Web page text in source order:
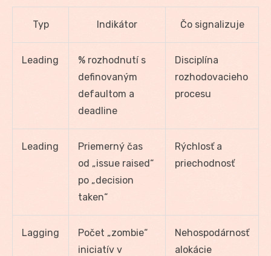
Typ Indikátor Čo signalizuje
Leading
% rozhodnutí s
definovaným
defaultom a
deadline
Disciplína
rozhodovacieho
procesu
Leading
Priemerný čas
od „issue raised“
po „decision
taken“
Rýchlosť a
priechodnosť
Lagging
Počet „zombie“
iniciatív v
Nehospodárnosť
alokácie